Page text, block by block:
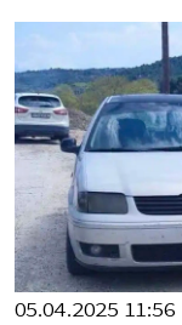
05.04.2025 11:56